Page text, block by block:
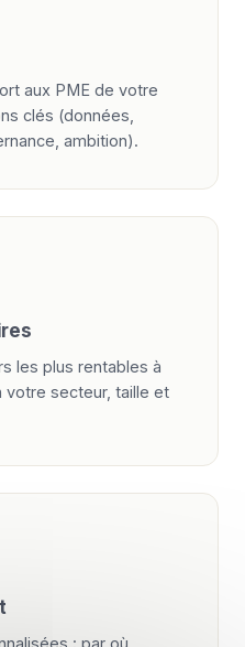
aux PME de votre
clés (données,
ambition).
les plus rentables à
votre secteur, taille et
: par où